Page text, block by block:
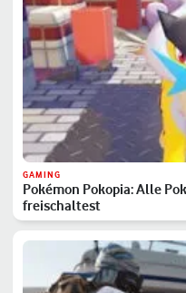
GAMING
Pokémon Pokopia: Alle
freischaltest